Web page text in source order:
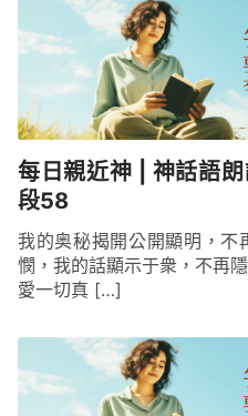
一天；他們對基督的態度
固的疑惑讓他們的信得不
讓他們的盼望變成一場空
只是畫餅充飢，而對基督
態度，所以，即使他們摸
們的信也是枉然，他們
一場空」這話來形容。主
確地告訴每一個人：復活
作工三十三年半的主耶
死亡的幽谷，經過復活，
變，雖然他的身上多了釘
出來，但他的性情、他對
絲毫都没有變；同時，他
每日親近神 | 神話語
段58
我的奥秘揭開公開顯明，不
憫，我的話顯示于衆，不再
愛一切真 […]